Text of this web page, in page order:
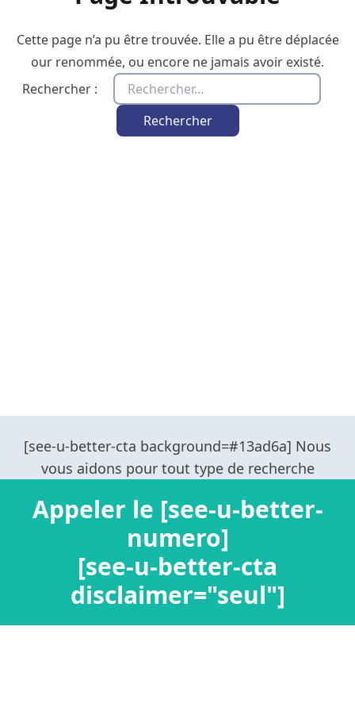
Cette page n’a pu être trouvée. Elle a pu être déplacée
our renommée, ou encore ne jamais avoir existé.
Rechercher :
Appeler le [see-u-better-
numero]
[see-u-better-cta
disclaimer="seul"]